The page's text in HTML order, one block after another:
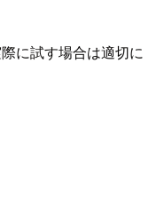
に試す場合は適切に